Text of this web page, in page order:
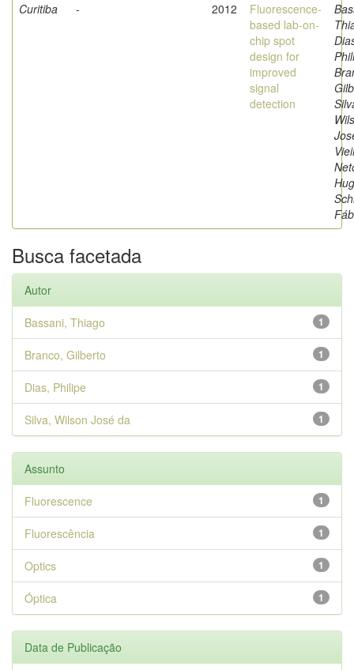
Curitiba - 2012
Fluorescence-
based lab-on-
chip spot
design for
improved
signal
detection
Busca facetada
Autor
1
Bassani, Thiago
1
Branco, Gilberto
1
Dias, Philipe
1
Silva, Wilson José da
Assunto
1
Fluorescence
1
Fluorescência
1
Optics
1
Óptica
Data de Publicação